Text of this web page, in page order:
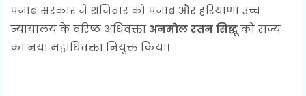
पंजाब सरकार ने शनिवार को पंजाब और हरियाणा उच्च
न्यायालय के वरिष्ठ अधिवक्ता अनमोल रतन सिद्धूको राज्य
का नया महाधिवक्ता नियुक्त किया।